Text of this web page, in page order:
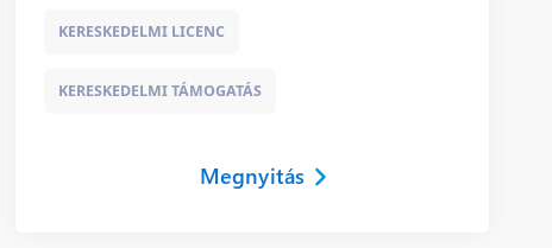
KERESKEDELMI LICENC
KERESKEDELMI TÁMOGATÁS
Megnyitás